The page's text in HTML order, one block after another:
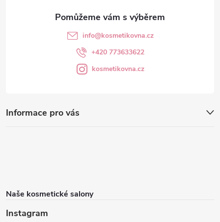
Informace pro vás
Naše kosmetické salony
Instagram
info@kosmetikovna.cz
+420 773633622
kosmetikovna.cz